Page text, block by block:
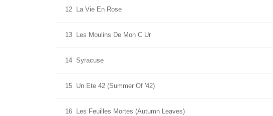
12 La Vie En Rose
13 Les Moulins De Mon C Ur
14 Syracuse
15 Un Ete 42 (Summer Of '42)
16 Les Feuilles Mortes (Autumn Leaves)